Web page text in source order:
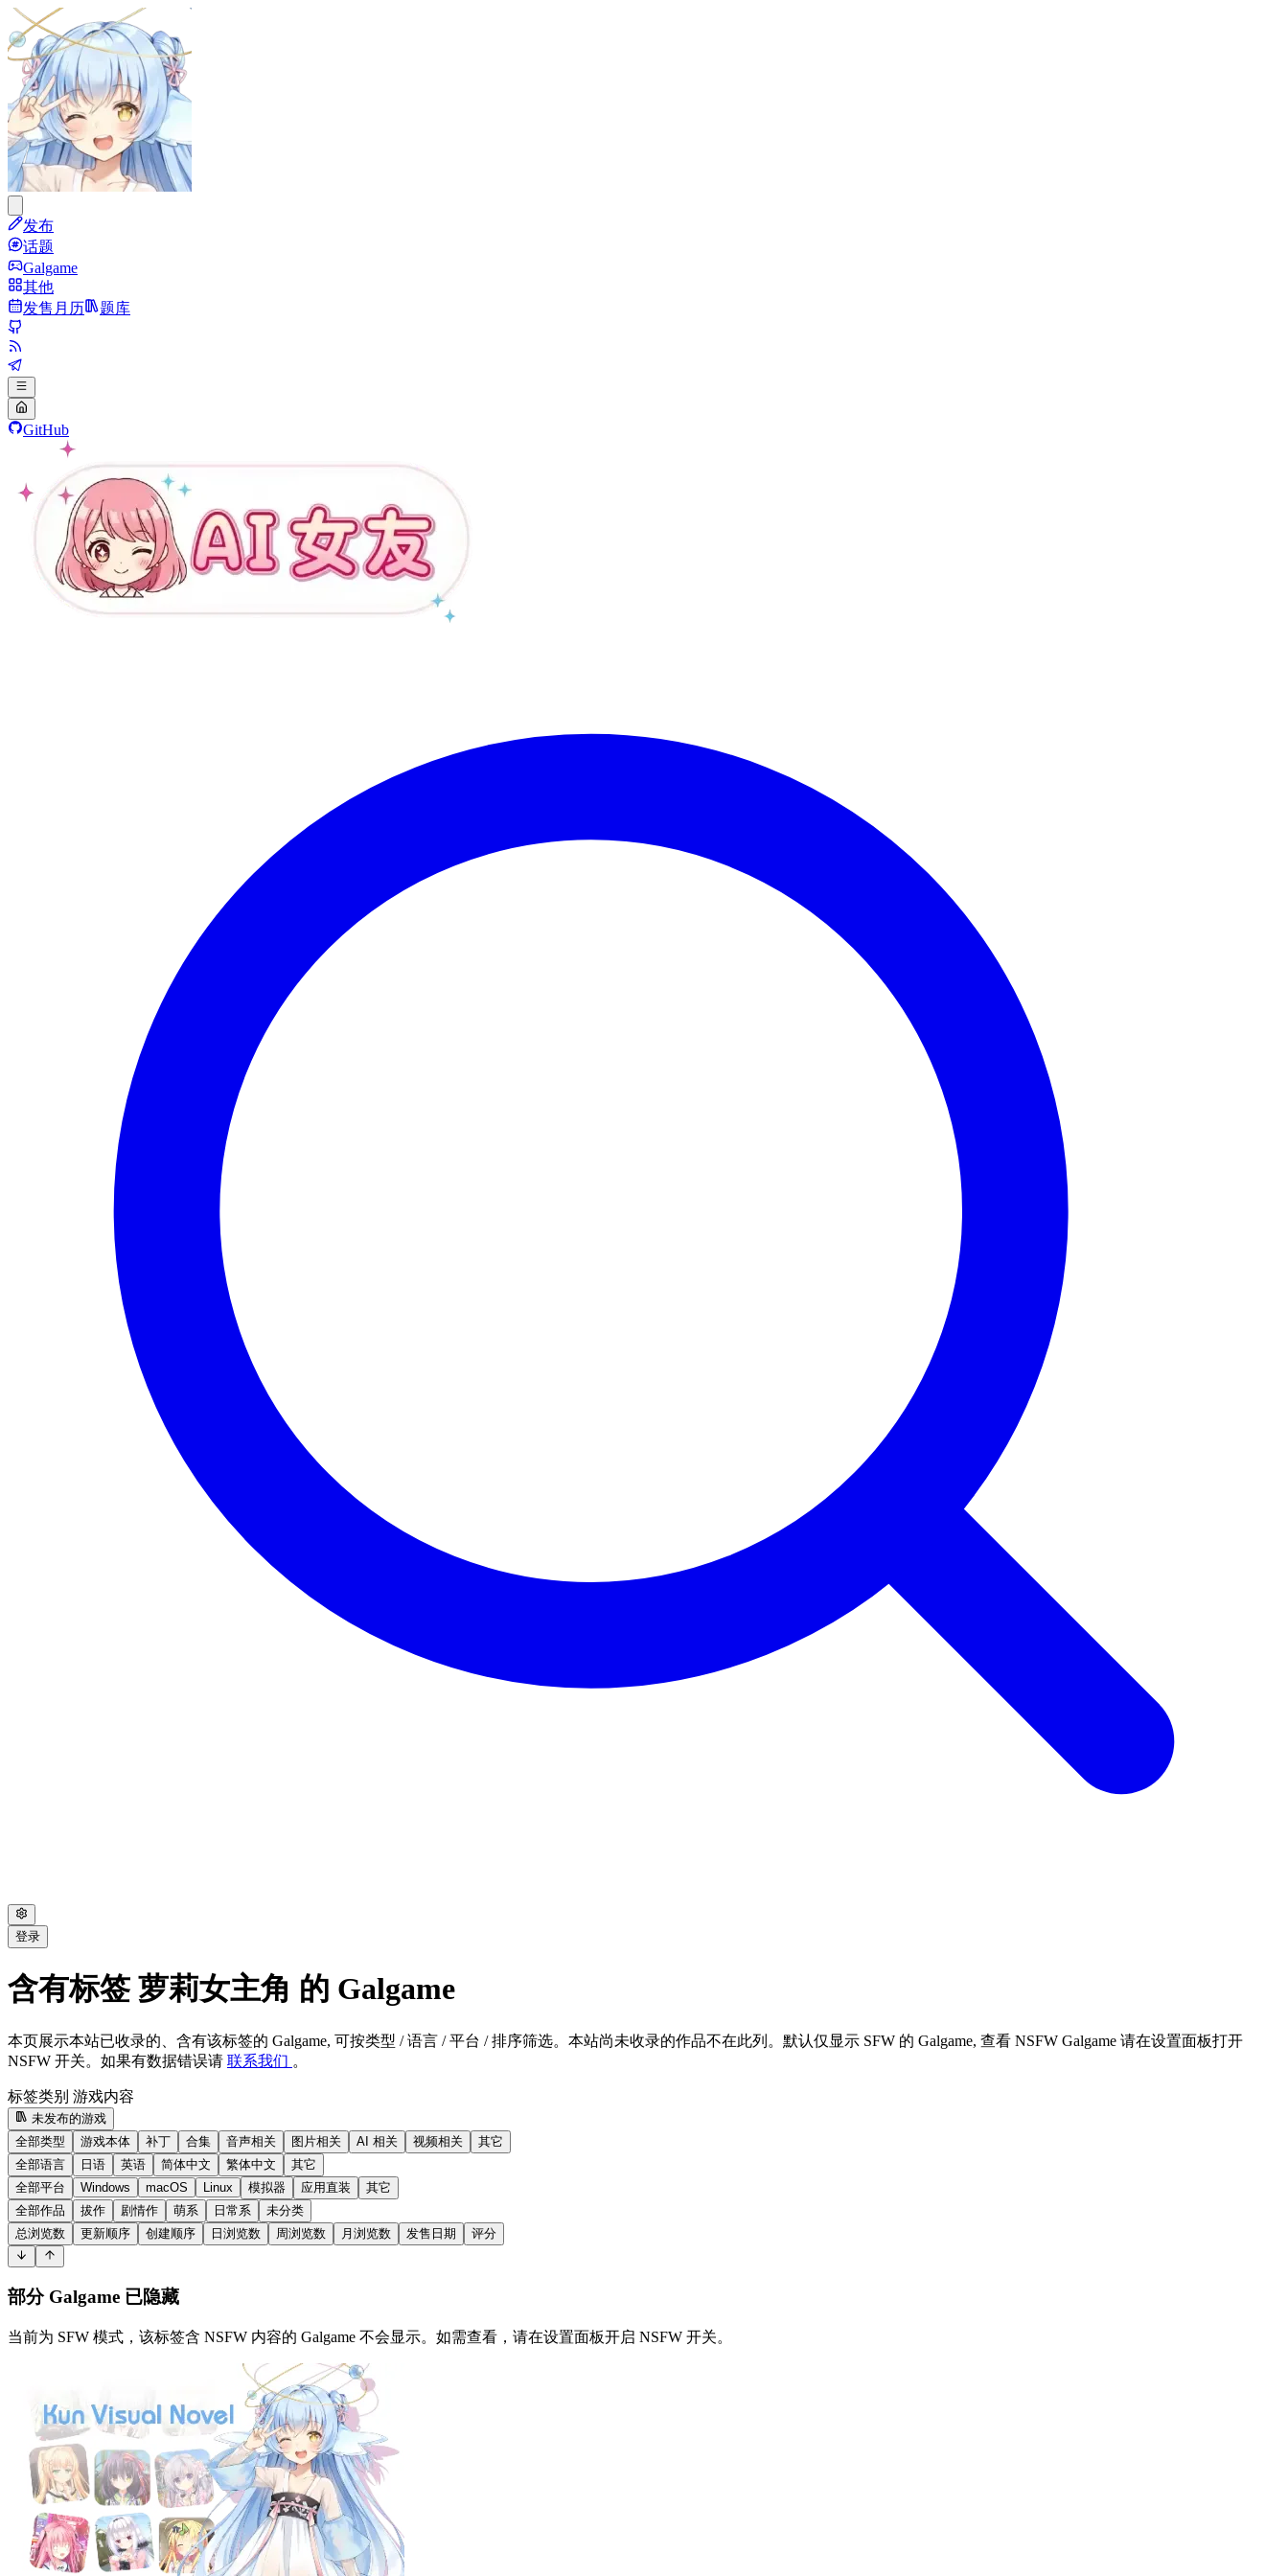
发布
话题
Galgame
其他
发售月历
题库
GitHub
登录
含有标签 萝莉女主角 的 Galgame
本页展示本站已收录的、含有该标签的 Galgame, 可按类型 / 语言 / 平台 / 排序筛选。本站尚未收录的作品不在此列。默认仅显示 SFW 的 Galgame, 查看 NSFW Galgame 请在设置面板打开
NSFW 开关。如果有数据错误请 联系我们 。
标签类别 游戏内容
未发布的游戏
全部类型
游戏本体 补丁 合集 音声相关 图片相关 AI 相关 视频相关
其它
全部语言
日语 英语 简体中文 繁体中文
其它
全部平台
Windows macOS Linux 模拟器 应用直装
其它
全部作品
拔作 剧情作 萌系 日常系
未分类
总浏览数
更新顺序 创建顺序 日浏览数 周浏览数 月浏览数 发售日期 评分
部分 Galgame 已隐藏
当前为 SFW 模式，该标签含 NSFW 内容的 Galgame 不会显示。如需查看，请在设置面板开启 NSFW 开关。